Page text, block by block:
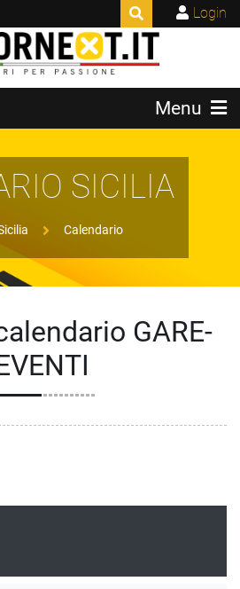
Login
Menu
SICILIA
Calendario
GARE-